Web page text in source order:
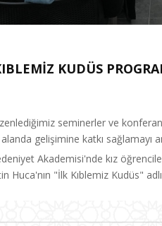
KUDÜS
seminerler ve
gelişimine katkı sağlamayı
Akademisi'nde kız
"İlk Kıblemiz Kudüs" adlı